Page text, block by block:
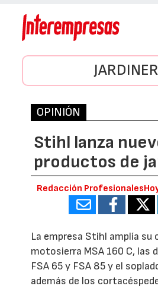
OPINIÓN
Stihl lanza
productos de
Redacción
La empresa Stihl amplía su
motosierra MSA 160 C, las
FSA 65 y FSA 85 y el
además de los